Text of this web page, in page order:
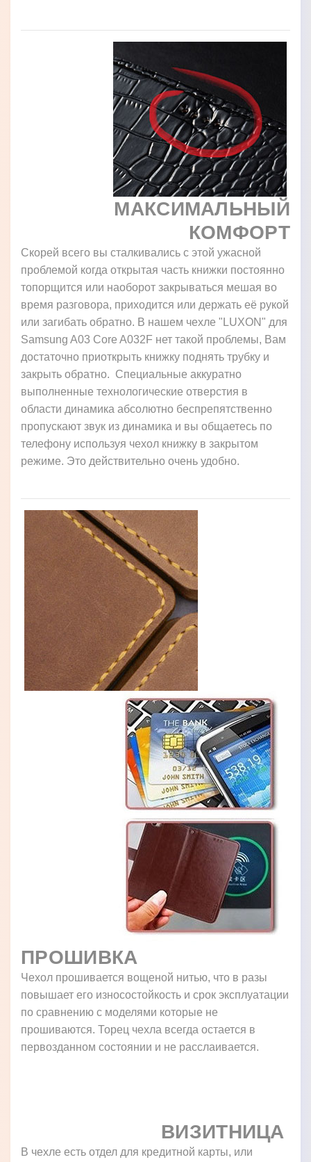
МАКСИМАЛЬНЫЙ
КОМФОРТ
Скорей всего вы сталкивались с этой ужасной
проблемой когда открытая часть книжки постоянно
топорщится или наоборот закрываться мешая во
время разговора, приходится или держать её рукой
или загибать обратно. В нашем чехле "LUXON" для
Samsung A03 Core A032F нет такой проблемы, Вам
достаточно приоткрыть книжку поднять трубку и
закрыть обратно. Специальные аккуратно
выполненные технологические отверстия в
области динамика абсолютно беспрепятственно
пропускают звук из динамика и вы общаетесь по
телефону используя чехол книжку в закрытом
режиме. Это действительно очень удобно.
ПРОШИВКА
Чехол прошивается вощеной нитью, что в разы
повышает его износостойкость и срок эксплуатации
по сравнению с моделями которые не
прошиваются. Торец чехла всегда остается в
первозданном состоянии и не расслаивается.
ВИЗИТНИЦА
В чехле есть отдел для кредитной карты, или